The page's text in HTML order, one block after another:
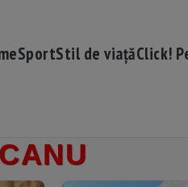
SportStil de viațăClick!